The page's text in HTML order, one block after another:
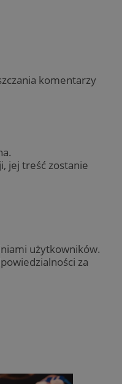
komentarzy
jej treść zostanie
użytkowników.
za